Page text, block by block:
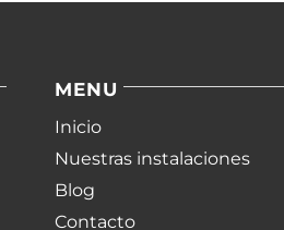
MENU
Inicio
Nuestras instalaciones
Blog
Contacto